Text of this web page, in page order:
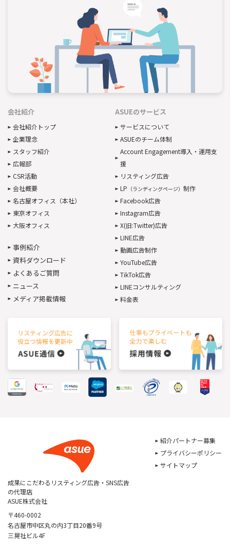
会社紹介
会社紹介トップ
企業理念
スタッフ紹介
広報部
CSR活動
会社概要
名古屋オフィス（本社）
東京オフィス
大阪オフィス
事例紹介
資料ダウンロード
よくあるご質問
ニュース
メディア掲載情報
ASUEのサービス
サービスについて
ASUEのチーム体制
Account Engagement導入・運用支
援
リスティング広告
LP （ランディングページ） 制作
Facebook広告
Instagram広告
X(旧:Twitter)広告
LINE広告
動画広告制作
YouTube広告
TikTok広告
LINEコンサルティング
料金表
成果にこだわるリスティング広告・SNS広告
の代理店
ASUE株式会社
〒460-0002
名古屋市中区丸の内3丁目20番9号
三晃社ビル4F
紹介パートナー募集
プライバシーポリシー
サイトマップ